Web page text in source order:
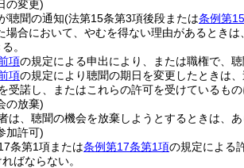
の変更)
聴聞の通知(法第15条第3項後段または条例第
場合において、やむを得ない理由があるとき
。
項の規定による申出により、または職権で、
項の規定により聴聞の期日を変更したときは
受諾し、またはこれらの許可を受けているも
の放棄)
は、聴聞の機会を放棄しようとするときは、
加許可)
条第1項または条例第17条第1項の規定による
ばならない。